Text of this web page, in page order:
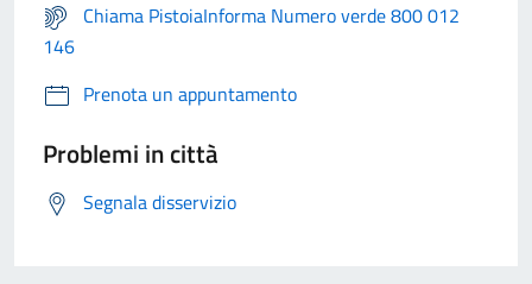
Chiama PistoiaInforma Numero verde 800 012
146
Prenota un appuntamento
Problemi in città
Segnala disservizio